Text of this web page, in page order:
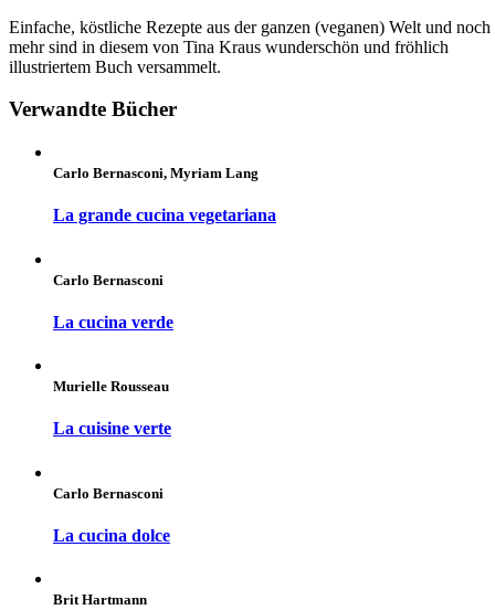
Einfache, köstliche Rezepte aus der ganzen (veganen) Welt und
mehr sind in diesem von Tina Kraus wunderschön und fröhlich
illustriertem Buch versammelt.
Verwandte Bücher
Carlo Bernasconi, Myriam Lang
La grande cucina vegetariana
Carlo Bernasconi
La cucina verde
Murielle Rousseau
La cuisine verte
Carlo Bernasconi
La cucina dolce
Brit Hartmann